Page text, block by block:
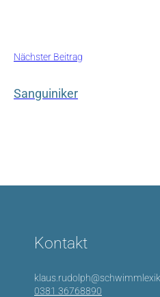
Nächster Beitrag
Sanguiniker
Kontakt
0381 36768890